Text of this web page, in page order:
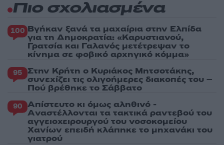
Πιο σχολιασμένα
100 Βγήκαν ξανά τα μαχαίρια στην Ελπίδα
για τη Δημοκρατία: «Καρυστιανού,
Γρατσία και Γαλανός μετέτρεψαν το
κίνημα σε φοβικό αρχηγικό κόμμα»
95 Στην Κρήτη ο Κυριάκος Μητσοτάκης,
συνεχίζει τις ολιγοήμερες διακοπές του –
Πού βρέθηκε το Σάββατο
90 Απίστευτο κι όμως αληθινό -
Aναστέλλονται τα τακτικά ραντεβού του
αγγειοχειρουργού του νοσοκομείου
Χανίων επειδή κλάπηκε το μηχανάκι του
γιατρού